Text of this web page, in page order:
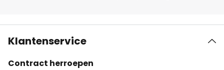
Klantenservice
Contract herroepen